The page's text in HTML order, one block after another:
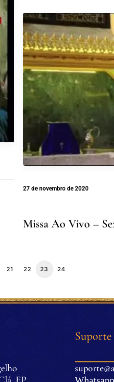
27 de novembro de 2020
Missa Ao Vivo –
21 22 23 24
Suporte